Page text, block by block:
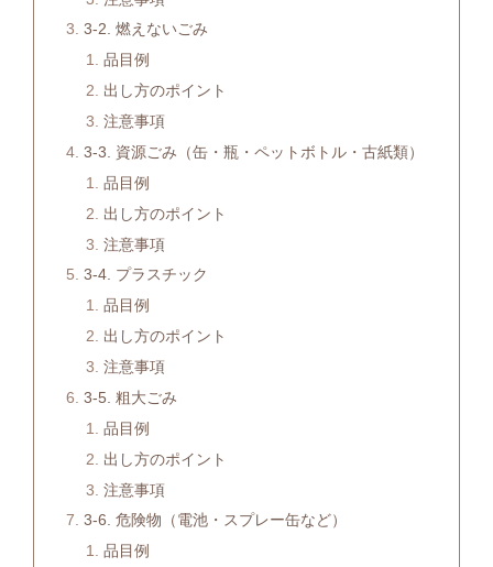
3-2. 燃えないごみ
品目例
出し方のポイント
注意事項
3-3. 資源ごみ（缶・瓶・ペットボトル・古紙類）
品目例
出し方のポイント
注意事項
3-4. プラスチック
品目例
出し方のポイント
注意事項
3-5. 粗大ごみ
品目例
出し方のポイント
注意事項
3-6. 危険物（電池・スプレー缶など）
品目例